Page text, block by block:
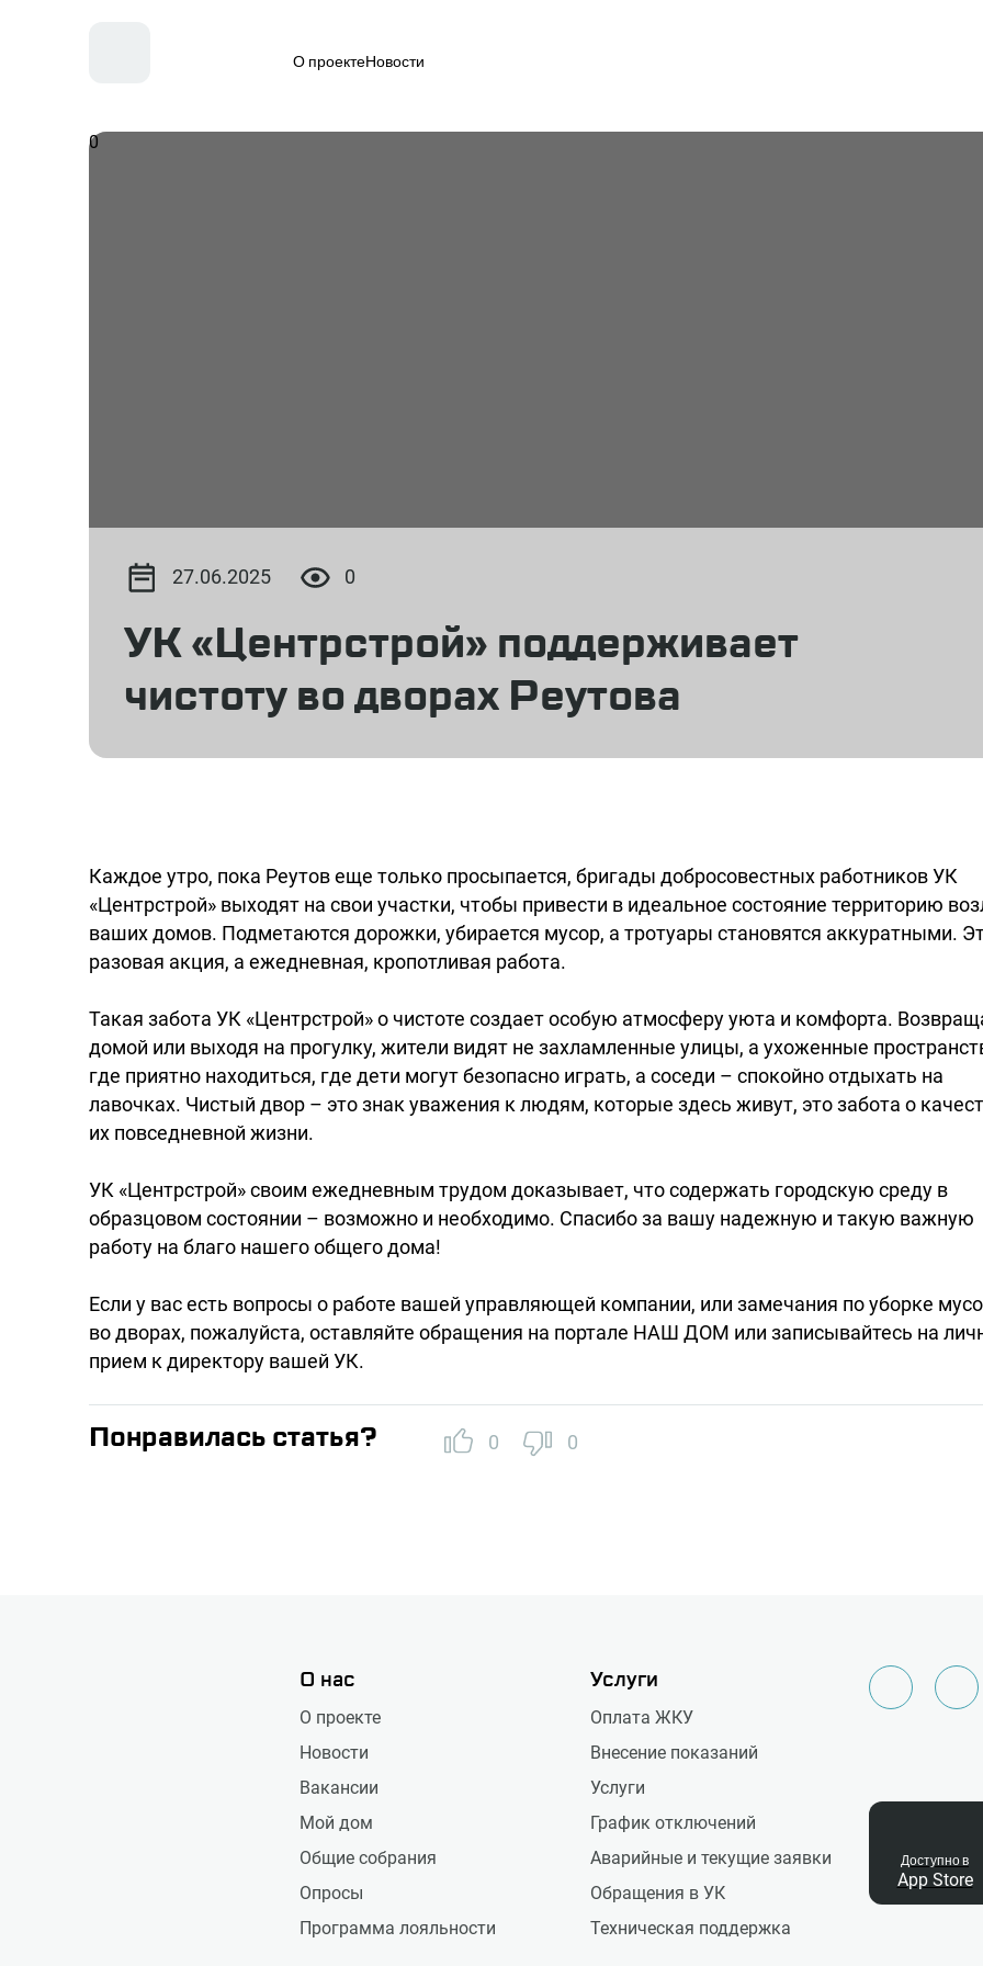
О проектеНовости
0
27.06.2025 0
УК «Центрстрой» поддерживает
чистоту во дворах Реутова
Каждое утро, пока Реутов еще только просыпается, бригады добросовестных работников УК
«Центрстрой» выходят на свои участки, чтобы привести в идеальное состояние территорию
ваших домов. Подметаются дорожки, убирается мусор, а тротуары становятся аккуратными.
разовая акция, а ежедневная, кропотливая работа.
Такая забота УК «Центрстрой» о чистоте создает особую атмосферу уюта и комфорта.
домой или выходя на прогулку, жители видят не захламленные улицы, а ухоженные
где приятно находиться, где дети могут безопасно играть, а соседи – спокойно отдыхать на
лавочках. Чистый двор – это знак уважения к людям, которые здесь живут, это забота о
их повседневной жизни.
УК «Центрстрой» своим ежедневным трудом доказывает, что содержать городскую среду в
образцовом состоянии – возможно и необходимо. Спасибо за вашу надежную и такую важную
работу на благо нашего общего дома!
Если у вас есть вопросы о работе вашей управляющей компании, или замечания по уборке
во дворах, пожалуйста, оставляйте обращения на портале НАШ ДОМ или записывайтесь на
прием к директору вашей УК.
Понравилась статья? 0 0
О нас
О проекте
Новости
Вакансии
Мой дом
Общие собрания
Опросы
Программа лояльности
Услуги
Оплата ЖКУ
Внесение показаний
Услуги
График отключений
Аварийные и текущие заявки
Обращения в УК
Техническая поддержка
Доступно в
App Store